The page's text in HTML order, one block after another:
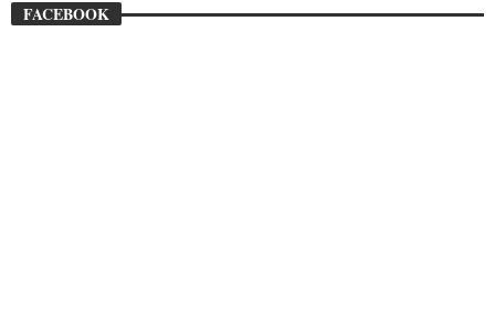
FACEBOOK